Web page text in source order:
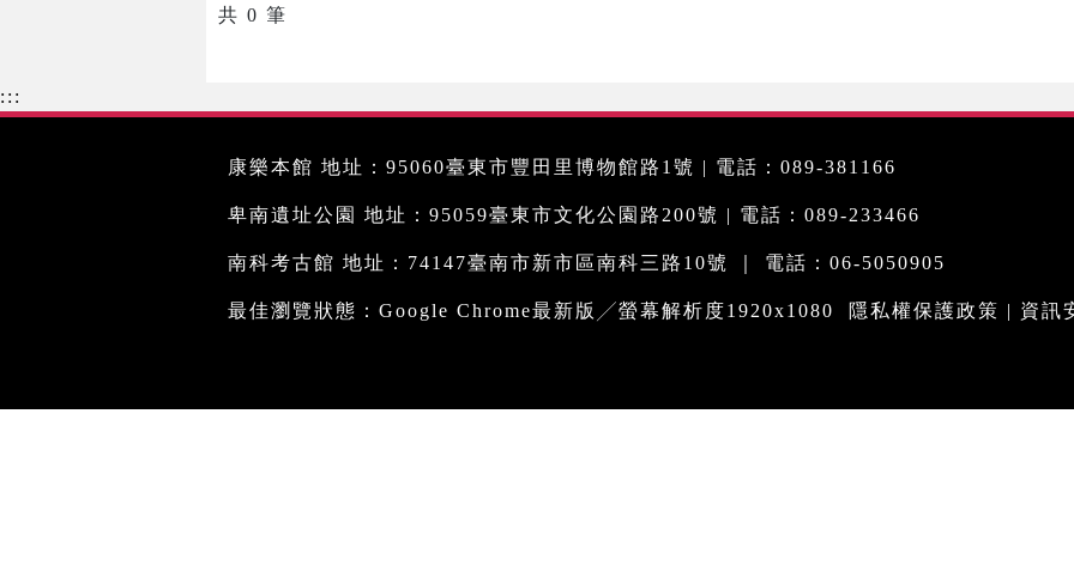
共 0 筆
:::
康樂本館 地址：95060臺東市豐田里博物館路1號 | 電話：089-381166
卑南遺址公園 地址：95059臺東市文化公園路200號 | 電話：089-233466
南科考古館 地址：74147臺南市新市區南科三路10號 ｜ 電話：06-5050905
最佳瀏覽狀態：Google Chrome最新版╱螢幕解析度1920x1080 隱私權保護政策 | 資訊